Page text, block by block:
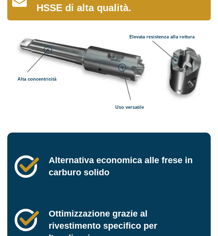
HSSE di alta qualità.
Alta concentricità
Uso versatile
Elevata resistenza alla rottura
Alternativa economica alle frese in
carburo solido
Ottimizzazione grazie al
rivestimento specifico per